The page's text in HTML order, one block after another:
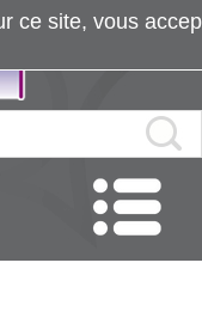
ce site, vous